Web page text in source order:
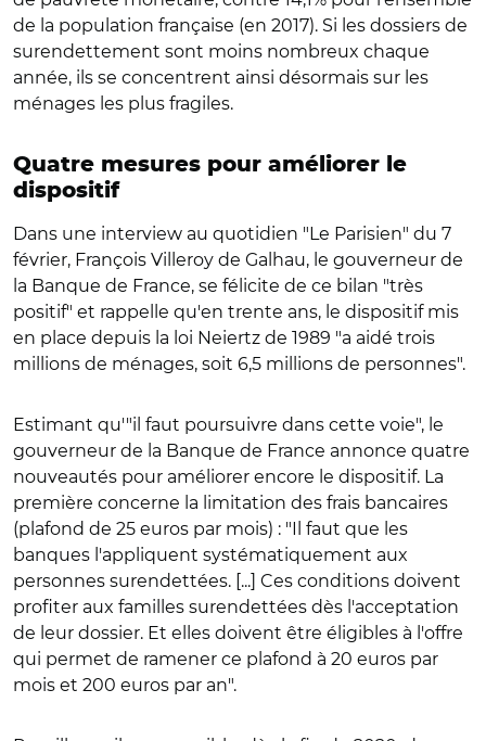
de la population française (en 2017). Si les dossiers de
surendettement sont moins nombreux chaque
année, ils se concentrent ainsi désormais sur les
ménages les plus fragiles.
Quatre mesures pour améliorer le
dispositif
Dans une interview au quotidien "Le Parisien" du 7
février, François Villeroy de Galhau, le gouverneur de
la Banque de France, se félicite de ce bilan "très
positif" et rappelle qu'en trente ans, le dispositif mis
en place depuis la loi Neiertz de 1989 "a aidé trois
millions de ménages, soit 6,5 millions de personnes".
Estimant qu'"il faut poursuivre dans cette voie", le
gouverneur de la Banque de France annonce quatre
nouveautés pour améliorer encore le dispositif. La
première concerne la limitation des frais bancaires
(plafond de 25 euros par mois) : "Il faut que les
banques l'appliquent systématiquement aux
personnes surendettées. [...] Ces conditions doivent
profiter aux familles surendettées dès l'acceptation
de leur dossier. Et elles doivent être éligibles à l'offre
qui permet de ramener ce plafond à 20 euros par
mois et 200 euros par an".